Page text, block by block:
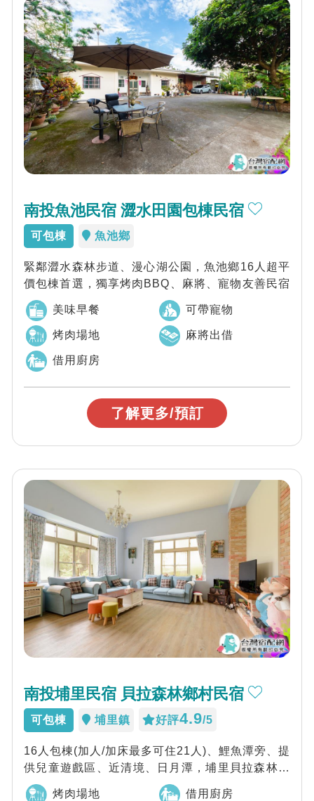
南投魚池民宿 澀水田園包棟民宿
可包棟 魚池鄉
緊鄰澀水森林步道、漫心湖公園，魚池鄉16人超平
價包棟首選，獨享烤肉BBQ、麻將、寵物友善民宿
美味早餐 可帶寵物
烤肉場地 麻將出借
借用廚房
了解更多/預訂
南投埔里民宿 貝拉森林鄉村民宿
可包棟 埔里鎮 好評4.9/5
16人包棟(加人/加床最多可住21人)、鯉魚潭旁、提
供兒童遊戲區、近清境、日月潭，埔里貝拉森林鄉
村民宿主人非常貼心，不但備有大廳、...
烤肉場地 借用廚房